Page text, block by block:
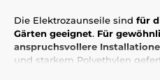
Die Elektrozaunseile sind für
Gärten geeignet. Für
anspruchsvollere
und starkem Polyethylen